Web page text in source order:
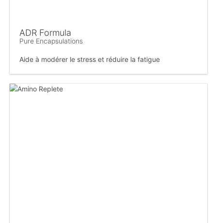
ADR Formula
Pure Encapsulations
Aide à modérer le stress et réduire la fatigue